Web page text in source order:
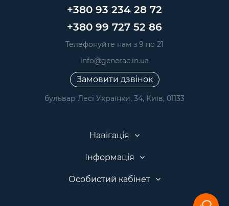
+380 93 234 28 72
+380 99 727 52 86
Телефонуйте нам з 9 по 21
info@generac.in.ua
Замовити дзвінок
бульвар Лесі Українки, 34, Київ, 01133
Навігація
Інформація
Особистий кабінет